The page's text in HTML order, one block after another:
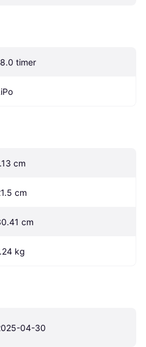
timer
cm
cm
cm
kg
04-30